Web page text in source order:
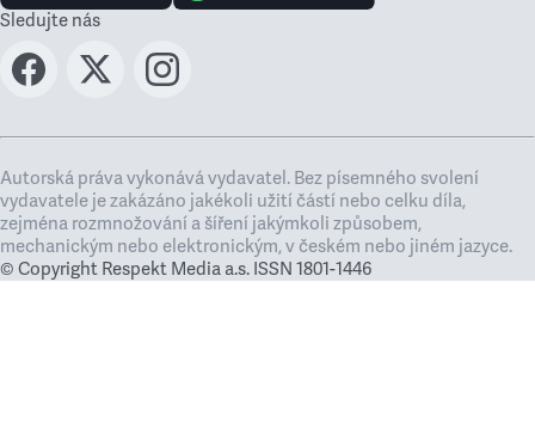
Sledujte nás
Autorská práva vykonává vydavatel. Bez písemného svolení
vydavatele je zakázáno jakékoli užití částí nebo celku díla,
zejména rozmnožování a šíření jakýmkoli způsobem,
mechanickým nebo elektronickým, v českém nebo jiném jazyce.
© Copyright Respekt Media a.s. ISSN 1801-1446